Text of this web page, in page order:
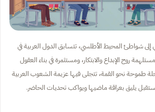
شواطئ المحيط الأطلسي، تتسابق الدول العربية في
روح الإبداع والابتكار، ومستثمرة في بناء العقول
طموحة نحو القمة، تتجلى فيها عزيمة الشعوب العربية
يليق بعراقة ماضيها ويواكب تحديات الحاضر.